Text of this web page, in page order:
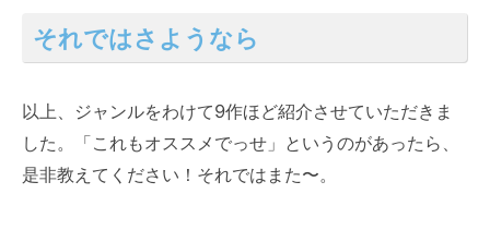
それではさようなら
以上、ジャンルをわけて9作ほど紹介させていただきま
した。「これもオススメでっせ」というのがあったら、
是非教えてください！それではまた〜。